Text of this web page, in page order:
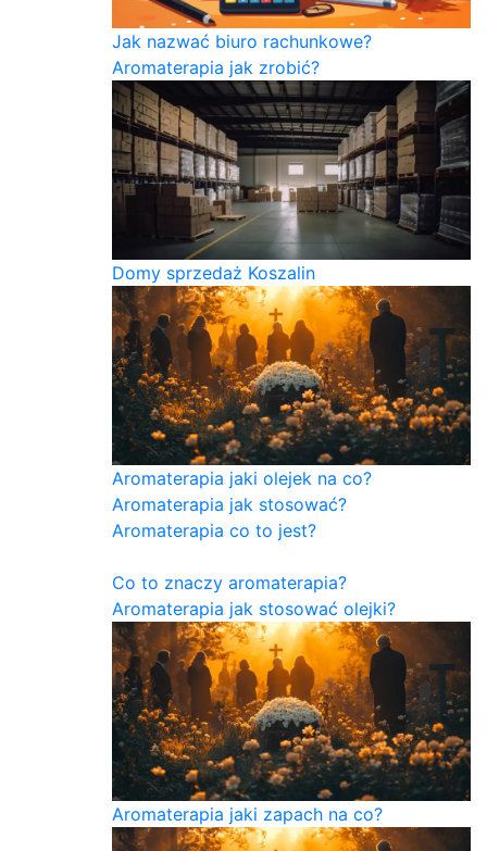
Jak nazwać biuro rachunkowe?
Aromaterapia jak zrobić?
Domy sprzedaż Koszalin
Aromaterapia jaki olejek na co?
Aromaterapia jak stosować?
Aromaterapia co to jest?
Co to znaczy aromaterapia?
Aromaterapia jak stosować olejki?
Aromaterapia jaki zapach na co?